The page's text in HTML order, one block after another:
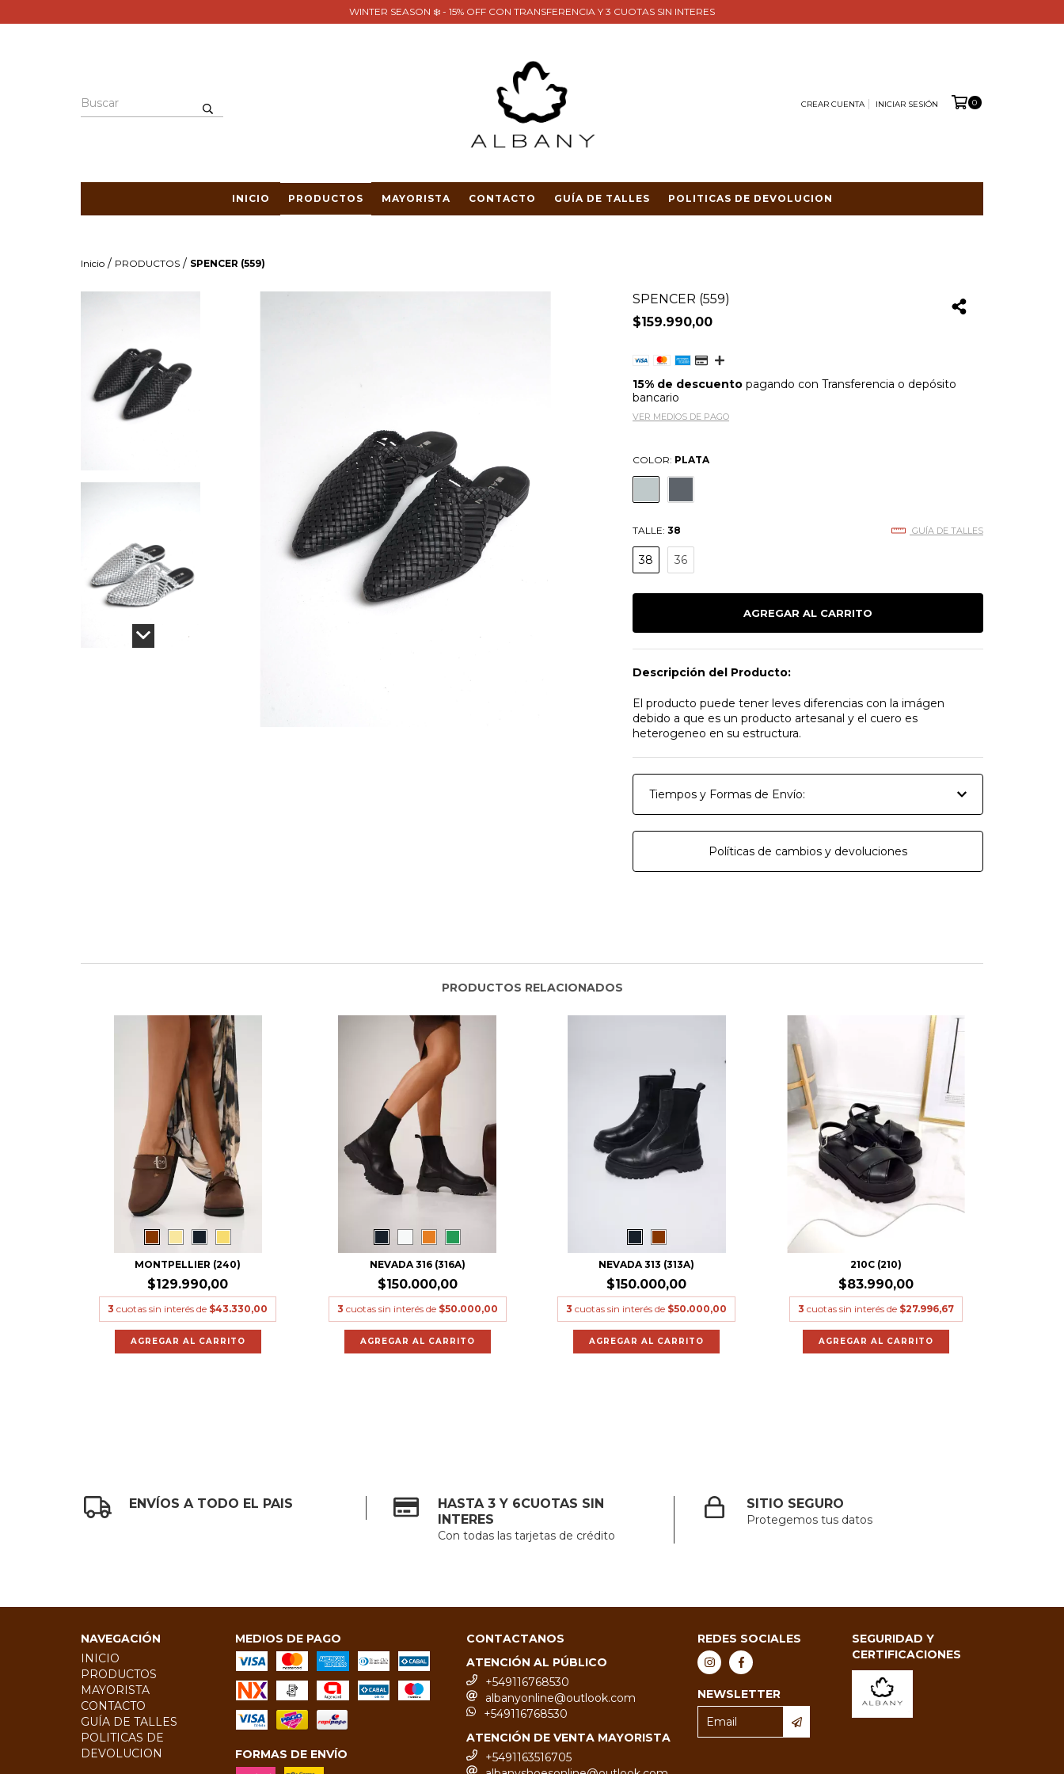
WINTER SEASON ❄️ - 15% OFF CON TRANSFERENCIA Y 3 CUOTAS SIN INTERES
CREAR CUENTA INICIAR SESIÓN 0
INICIO PRODUCTOS MAYORISTA CONTACTO GUÍA DE TALLES POLITICAS DE DEVOLUCION
Inicio / PRODUCTOS / SPENCER (559)
SPENCER (559)
$159.990,00
15% de descuento pagando con Transferencia o depósito
bancario
VER MEDIOS DE PAGO
COLOR: PLATA
TALLE: 38 GUÍA DE TALLES
38 36
Descripción del Producto:
El producto puede tener leves diferencias con la imágen
debido a que es un producto artesanal y el cuero es
heterogeneo en su estructura.
Tiempos y Formas de Envío:
Políticas de cambios y devoluciones
PRODUCTOS RELACIONADOS
MONTPELLIER (240)
$129.990,00
3 cuotas sin interés de $43.330,00
AGREGAR AL CARRITO
NEVADA 316 (316A)
$150.000,00
3 cuotas sin interés de $50.000,00
AGREGAR AL CARRITO
NEVADA 313 (313A)
$150.000,00
3 cuotas sin interés de $50.000,00
AGREGAR AL CARRITO
210C (210)
$83.990,00
3 cuotas sin interés de $27.996,67
AGREGAR AL CARRITO
ENVÍOS A TODO EL PAIS
HASTA 3 Y 6CUOTAS SIN
INTERES
Con todas las tarjetas de crédito
SITIO SEGURO
Protegemos tus datos
NAVEGACIÓN
INICIO
PRODUCTOS
MAYORISTA
CONTACTO
GUÍA DE TALLES
POLITICAS DE
DEVOLUCION
MEDIOS DE PAGO
FORMAS DE ENVÍO
CONTACTANOS
ATENCIÓN AL PÚBLICO
+549116768530
albanyonline@outlook.com
+549116768530
ATENCIÓN DE VENTA MAYORISTA
+5491163516705
REDES SOCIALES
NEWSLETTER
SEGURIDAD Y
CERTIFICACIONES